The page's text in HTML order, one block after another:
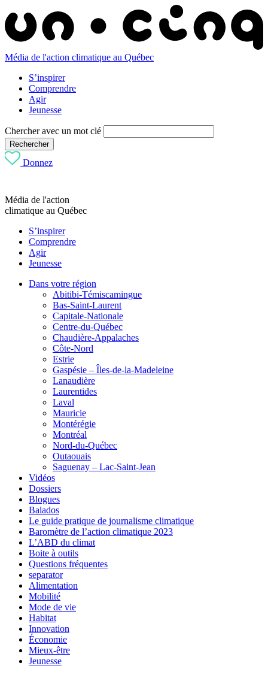
Média de l'action climatique au Québec
S’inspirer
Comprendre
Agir
Jeunesse
Chercher avec un mot clé
Rechercher
Donnez
Média de l'action
climatique au Québec
S’inspirer
Comprendre
Agir
Jeunesse
Dans votre région
Abitibi-Témiscamingue
Bas-Saint-Laurent
Capitale-Nationale
Centre-du-Québec
Chaudière-Appalaches
Côte-Nord
Estrie
Gaspésie – Îles-de-la-Madeleine
Lanaudière
Laurentides
Laval
Mauricie
Montérégie
Montréal
Nord-du-Québec
Outaouais
Saguenay – Lac-Saint-Jean
Vidéos
Dossiers
Blogues
Balados
Le guide pratique de journalisme climatique
Baromètre de l’action climatique 2023
L’ABD du climat
Boite à outils
Questions fréquentes
separator
Alimentation
Mobilité
Mode de vie
Habitat
Innovation
Économie
Mieux-être
Jeunesse